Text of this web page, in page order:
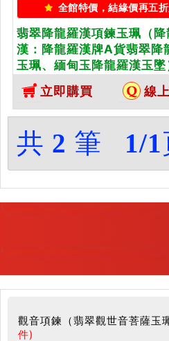
全館特價，結緣價再五
翡翠降龍羅漢項鍊玉珮（降
漢：降龍羅漢牌A貨翡翠降
玉珮、緬甸玉降龍羅漢玉墜
底青，走綠降龍羅漢，
製化訂做各種翡翠降龍羅漢
珮項鍊。★附A貨翡翠雙證
立即購買 線
共 2 筆 1/1
觀音項鍊（翡翠觀世音菩薩玉
件)